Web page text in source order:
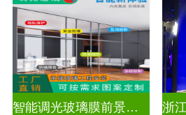
智能调光玻璃膜前景如何